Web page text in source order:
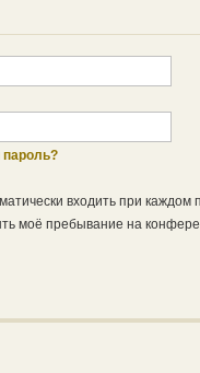
входить при каждом
моё пребывание на